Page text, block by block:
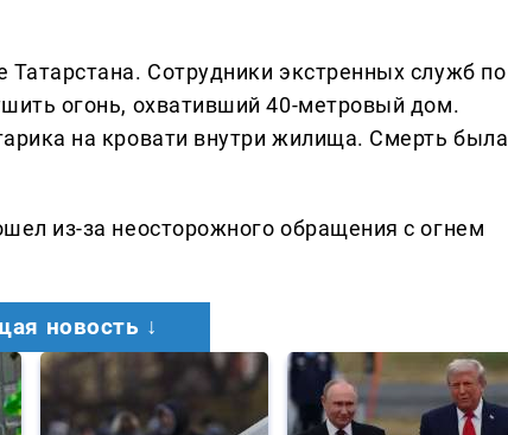
Сотрудники экстренных служб по
огонь, охвативший 40-метровый дом.
на кровати внутри жилища. Смерть была
из-за неосторожного обращения с огнем
новость ↓